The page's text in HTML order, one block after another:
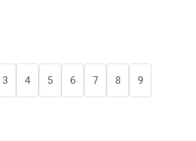
3 4 5 6 7 8 9